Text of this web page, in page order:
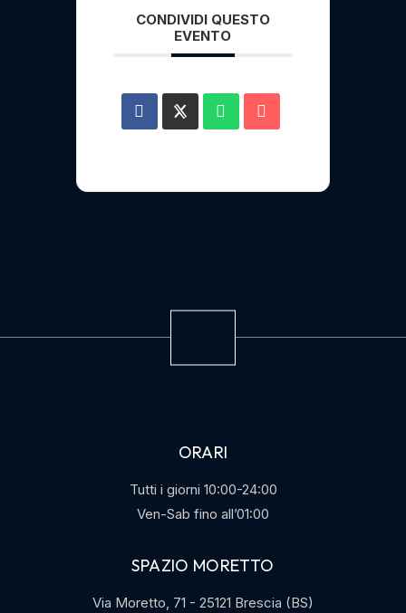
CONDIVIDI QUESTO
EVENTO
ORARI
Tutti i giorni 10:00-24:00
Ven-Sab fino all’01:00
SPAZIO MORETTO
Via Moretto, 71 - 25121 Brescia (BS)